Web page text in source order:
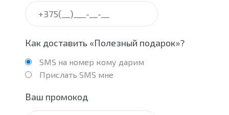
Как доставить «Полезный подарок»?
SMS на номер кому дарим
Прислать SMS мне
Ваш промокод